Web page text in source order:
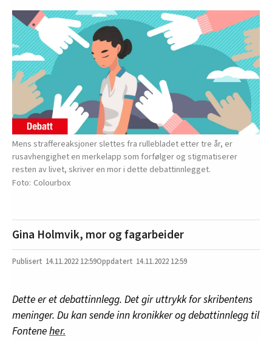
Mens straffereaksjoner slettes fra rullebladet etter tre år, er
rusavhengighet en merkelapp som forfølger og stigmatiserer
resten av livet, skriver en mor i dette debattinnlegget.
Colourbox
Gina Holmvik, mor og fagarbeider
14.11.2022 12:59 14.11.2022 12:59
Dette er et debattinnlegg. Det gir uttrykk for skribentens
meninger. Du kan sende inn kronikker og debattinnlegg til
Fonteneher.